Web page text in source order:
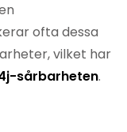
ofta dessa
vilket har
sårbarheten.